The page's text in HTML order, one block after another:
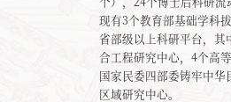
现有3个教育部基础学科
省部级以上科研平台，
合工程研究中心，4个高
国家民委四部委铸牢中
区域研究中心。